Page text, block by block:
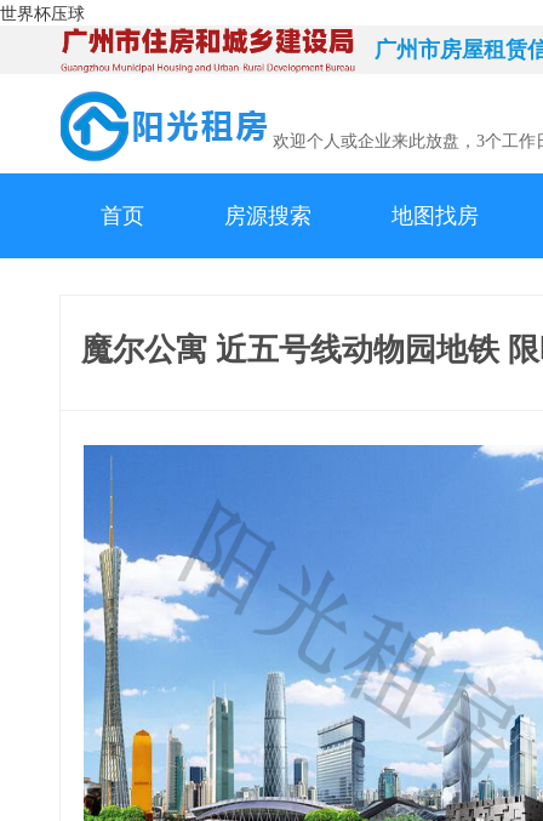
世界杯压球
广州市房屋租赁
欢迎个人或企业来此放盘，3个工作
首页 房源搜索 地图找房
魔尔公寓 近五号线动物园地铁